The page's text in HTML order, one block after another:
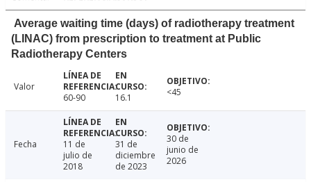
Average waiting time (days) of radiotherapy treatment
(LINAC) from prescription to treatment at Public
Radiotherapy Centers
Valor
60-90
16.1 <45
Fecha
11 de
julio de
2018
31 de
diciembre
de 2023
30 de
junio de
2026